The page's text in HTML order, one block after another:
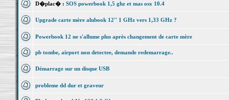
D�plac� : SOS powerbook 1,5 ghz et mas osx 10.4
Upgrade carte mère alubook 12'' 1 GHz vers 1,33 GHz ?
Powerbook 12 ne s'allume plus après changement de carte mère
pb tombe, airport non detectee, demande redemarrage..
Démarrage sur un disque USB
probleme dd dur et graveur